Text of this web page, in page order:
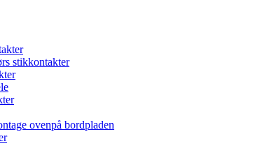
stikkontakter
ovenpå bordpladen